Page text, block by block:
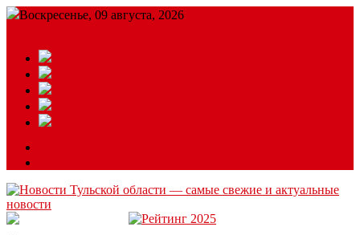
Воскресенье, 09 августа, 2026
Читайте последние новости дня в Тульской области на сайте